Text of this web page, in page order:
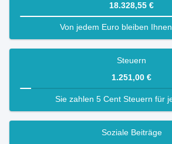
18.328,55 €
Von jedem Euro bleiben
Steuern
1.251,00 €
Sie zahlen 5 Cent Steuern für
Soziale Beiträge